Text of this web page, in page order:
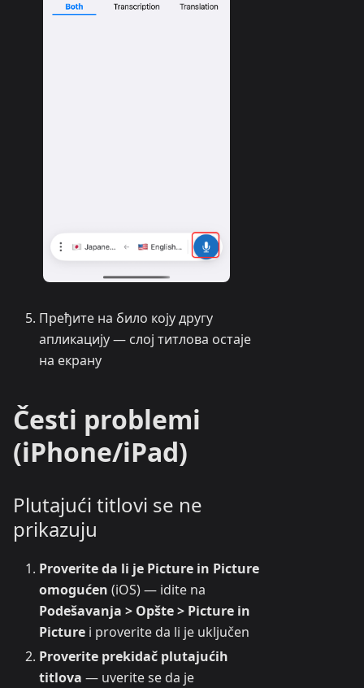
Пређите на било коју другу
апликацију — слој титлова остаје
на екрану
Česti problemi
(iPhone/iPad)
Plutajući titlovi se ne
prikazuju
Proverite da li je Picture in Picture
omogućen (iOS) — idite na
Podešavanja > Opšte > Picture in
Picture i proverite da li je uključen
Proverite prekidač plutajućih
titlova — uverite se da je